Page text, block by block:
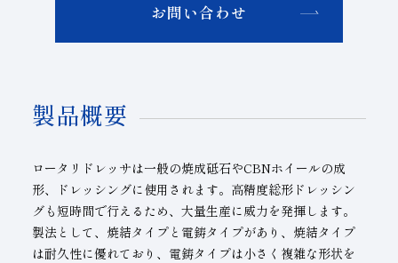
お問い合わせ
製品概要
ロータリドレッサは一般の焼成砥石やCBNホイールの成
形、ドレッシングに使用されます。高精度総形ドレッシン
グも短時間で行えるため、大量生産に威力を発揮します。
製法として、焼結タイプと電鋳タイプがあり、焼結タイプ
は耐久性に優れており、電鋳タイプは小さく複雑な形状を